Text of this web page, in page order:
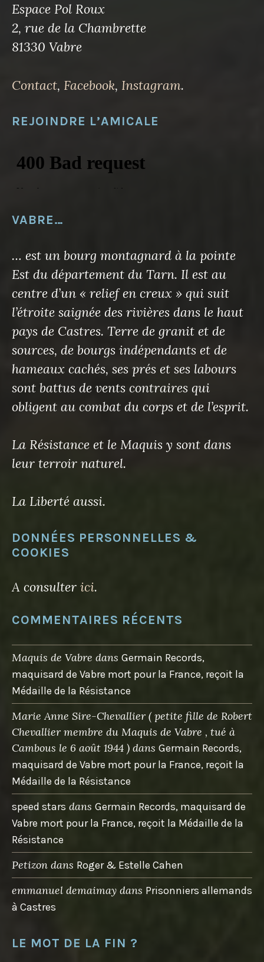
Espace Pol Roux
2, rue de la Chambrette
81330 Vabre
Contact, Facebook, Instagram.
REJOINDRE L’AMICALE
VABRE…
… est un bourg montagnard à la pointe
Est du département du Tarn. Il est au
centre d’un « relief en creux » qui suit
l’étroite saignée des rivières dans le haut
pays de Castres. Terre de granit et de
sources, de bourgs indépendants et de
hameaux cachés, ses prés et ses labours
sont battus de vents contraires qui
obligent au combat du corps et de l’esprit.
La Résistance et le Maquis y sont dans
leur terroir naturel.
La Liberté aussi.
DONNÉES PERSONNELLES &
COOKIES
A consulter ici.
COMMENTAIRES RÉCENTS
Maquis de Vabre dans Germain Records,
maquisard de Vabre mort pour la France, reçoit la
Médaille de la Résistance
Marie Anne Sire-Chevallier ( petite fille de Robert
Chevallier membre du Maquis de Vabre , tué à
Cambous le 6 août 1944 ) dans Germain Records,
maquisard de Vabre mort pour la France, reçoit la
Médaille de la Résistance
speed stars dans Germain Records, maquisard de
Vabre mort pour la France, reçoit la Médaille de la
Résistance
Petizon dans Roger & Estelle Cahen
emmanuel demaimay dans Prisonniers allemands
à Castres
LE MOT DE LA FIN ?